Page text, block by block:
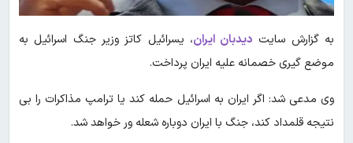
به گزارش سایت دیدبان ایران، یسرائیل کاتز وزیر جنگ اسرائیل به
موضع گیری خصمانه علیه ایران پرداخت.
وی مدعی شد: اگر ایران به اسرائیل حمله کند یا ترامپ مذاکرات را بی
نتیجه قلمداد کند، جنگ با ایران دوباره شعله ور خواهد شد.